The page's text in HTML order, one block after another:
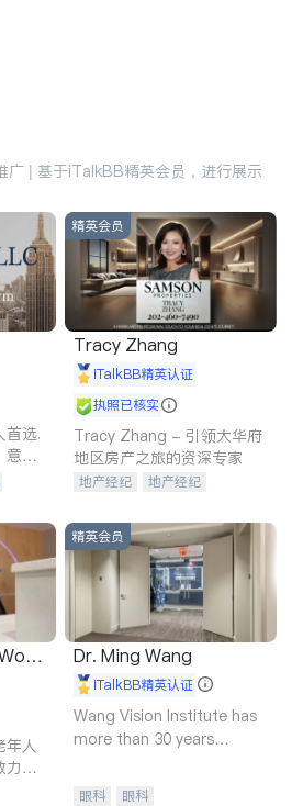
广 | 基于iTalkBB精英会员，进行展示
首选.
意外
包办
注册
精英会员
Tracy Zhang
iTalkBB精英认证
执照已核实
Tracy Zhang - 引领大华府
地区房产之旅的资深专家
地产经纪
地产经纪
商铺租售
开发商建商
年人
力于
效
精英会员
Dr. Ming Wang
iTalkBB精英认证
Wang Vision Institute has
more than 30 years
眼科 眼科